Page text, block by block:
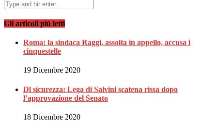
Gli articoli più letti
Roma: la sindaca Raggi, assolta in appello, accusa i
cinquestelle
19 Dicembre 2020
Dl sicurezza: Lega di Salvini scatena rissa dopo
l’approvazione del Senato
18 Dicembre 2020